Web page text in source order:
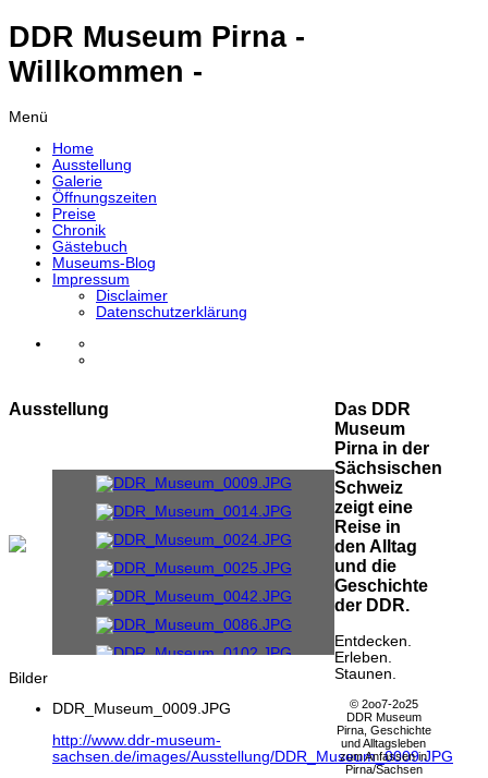
DDR Museum Pirna -
Willkommen -
Menü
Home
Ausstellung
Galerie
Öffnungszeiten
Preise
Chronik
Gästebuch
Museums-Blog
Impressum
Disclaimer
Datenschutzerklärung
Ausstellung
Bilder
DDR_Museum_0009.JPG
http://www.ddr-museum-
sachsen.de/images/Ausstellung/DDR_Museum_0009.JPG
Das DDR
Museum
Pirna in der
Sächsischen
Schweiz
zeigt eine
Reise in
den Alltag
und die
Geschichte
der DDR.
Entdecken.
Erleben.
Staunen.
© 2oo7-2o25
DDR Museum
Pirna, Geschichte
und Alltagsleben
zum Anfassen in
Pirna/Sachsen